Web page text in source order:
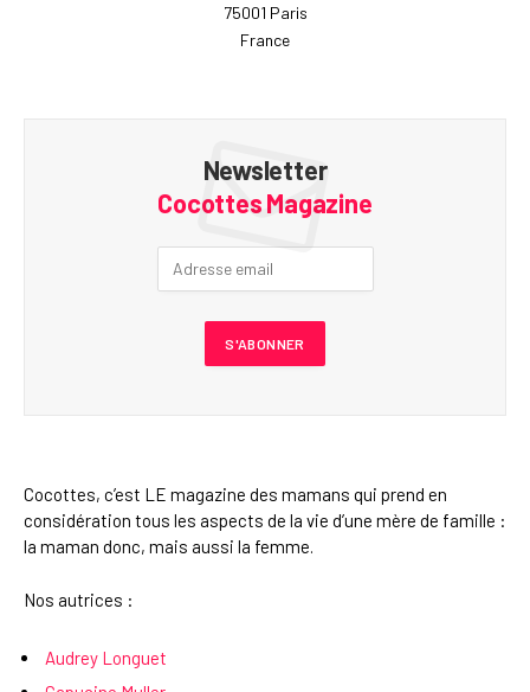
75001 Paris
France
Newsletter
Cocottes Magazine
Cocottes, c’est LE magazine des mamans qui prend en
considération tous les aspects de la vie d’une mère de famille :
la maman donc, mais aussi la femme.
Nos autrices :
Audrey Longuet